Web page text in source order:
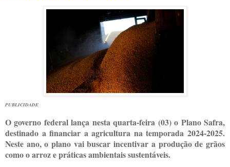
PUBLICIDADE
O governo federal lança nesta quarta-feira (03) o Plano Safra,
destinado a financiar a agricultura na temporada 2024-2025.
Neste ano, o plano vai buscar incentivar a produção de grãos
como o arroz e práticas ambientais sustentáveis.